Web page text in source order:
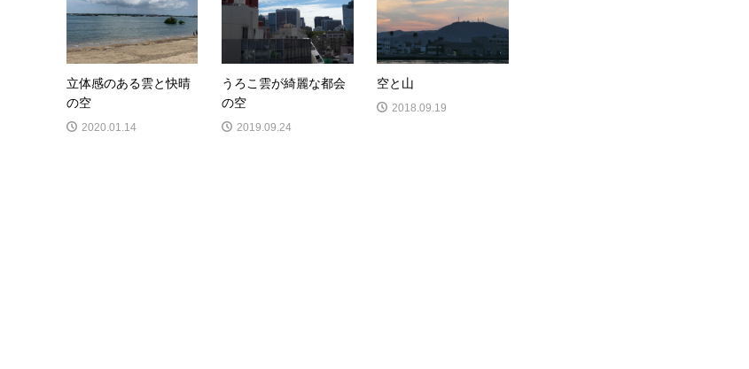
立体感のある雲と快晴
の空
2020.01.14
うろこ雲が綺麗な都会
の空
2019.09.24
空と山
2018.09.19